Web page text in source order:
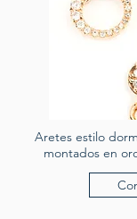
Aretes estilo
montados en